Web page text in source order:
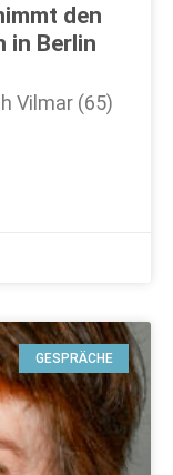
den
in Berlin
Vilmar (65)
GESPRÄCHE